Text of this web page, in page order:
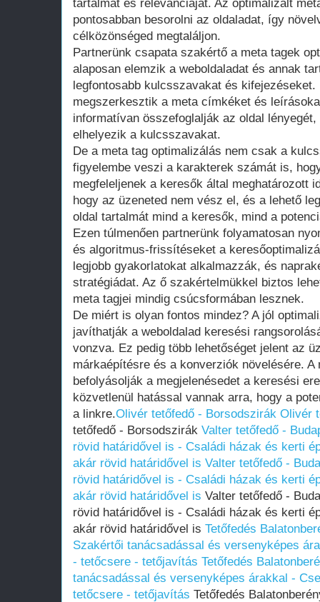
tartalmát és relevanciáját. Az optimalizált
pontosabban besorolni az oldaladat, így
célközönséged megtaláljon.
Partnerünk csapata szakértő a meta tagek
alaposan elemzik a weboldaladat és annak
legfontosabb kulcsszavakat és kifejezéseket.
megszerkesztik a meta címkéket és
informatívan összefoglalják az oldal
elhelyezik a kulcsszavakat.
De a meta tag optimalizálás nem csak a
figyelembe veszi a karakterek számát is,
megfeleljenek a keresők által meghatározott
hogy az üzeneted nem vész el, és a lehető
oldal tartalmát mind a keresők, mind a
Ezen túlmenően partnerünk folyamatosan
és algoritmus-frissítéseket a
legjobb gyakorlatokat alkalmazzák, és
stratégiádat. Az ő szakértelmükkel biztos
meta tagjei mindig csúcsformában lesznek.
De miért is olyan fontos mindez? A jól
javíthatják a weboldalad keresési
vonzva. Ez pedig több lehetőséget jelent az
márkaépítésre és a konverziók növelésére. A
befolyásolják a megjelenésedet a keresési
közvetlenül hatással vannak arra, hogy a
a linkre.Olivér tetőfedő - Borsodszirák Olivér
tetőfedő - Borsodszirák Valter tetőfedő -
rövid határidővel is - Családi házak és kerti
akár rövid határidővel is Valter tetőfedő -
rövid határidővel is - Családi házak és kerti
akár rövid határidővel is Valter tetőfedő -
rövid határidővel is - Családi házak és kerti
akár rövid határidővel is Tetőfedés
Szakértői tanácsadással és versenyképes
- tetőcsere - tetőjavítás Tetőfedés
tanácsadással és versenyképes árakkal -
tetőcsere - tetőjavítás Tetőfedés